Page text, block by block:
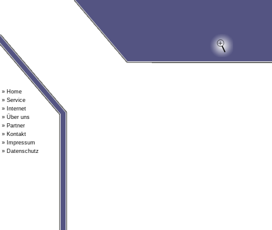
» Home
» Service
» Internet
» Über uns
» Partner
» Kontakt
» Impressum
» Datenschutz